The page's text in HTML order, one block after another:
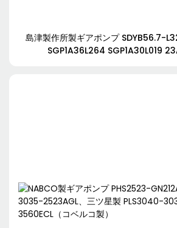
島津製作所製ギアポンプ SDYB56.7-
SGP1A36L264 SGP1A30L019